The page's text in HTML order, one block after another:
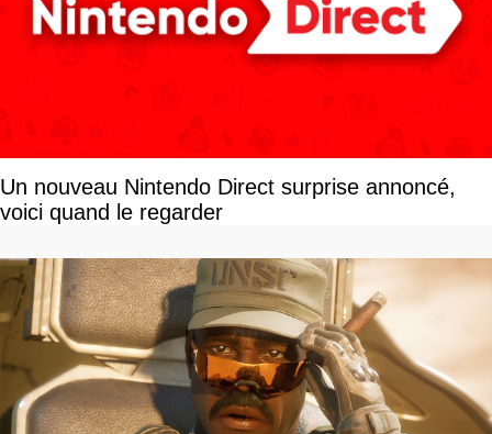
Un nouveau Nintendo Direct surprise annoncé,
voici quand le regarder